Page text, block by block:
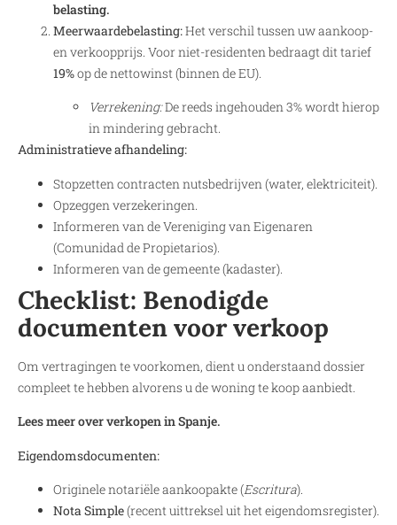
belasting.
Meerwaardebelasting:Het verschil tussen uw aankoop-
en verkoopprijs. Voor niet-residenten bedraagt dit tarief
19%op de nettowinst (binnen de EU).
Verrekening:De reeds ingehouden 3% wordt hierop
in mindering gebracht.
Administratieve afhandeling:
Stopzetten contracten nutsbedrijven (water, elektriciteit).
Opzeggen verzekeringen.
Informeren van de Vereniging van Eigenaren
(Comunidad de Propietarios).
Informeren van de gemeente (kadaster).
Checklist: Benodigde
documenten voor verkoop
Om vertragingen te voorkomen, dient u onderstaand dossier
compleet te hebben alvorens u de woning te koop aanbiedt.
Lees meer over verkopen in Spanje.
Eigendomsdocumenten:
Originele notariële aankoopakte (Escritura).
Nota Simple(recent uittreksel uit het eigendomsregister).